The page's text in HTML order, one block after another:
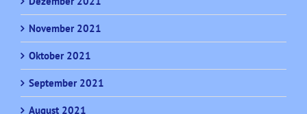
November 2021
Oktober 2021
September 2021
August 2021